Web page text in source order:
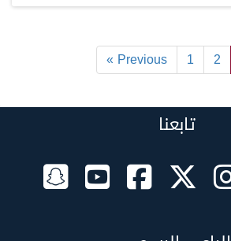
« Previous 1 2
تابعنا